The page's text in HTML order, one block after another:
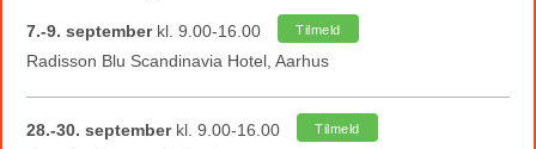
7.-9. septemberkl. 9.00-16.00 Tilmeld
Radisson Blu Scandinavia Hotel, Aarhus
28.-30. septemberkl. 9.00-16.00 Tilmeld